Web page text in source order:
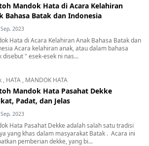
Mandok Hata di Acara Kelahiran
Bahasa Batak dan Indonesia
2023
Hata di Acara Kelahiran Anak Bahasa Batak dan
Acara kelahiran anak, atau dalam bahasa
disebut " esek-esek ni nas...
, HATA , MANDOK HATA
Mandok Hata Pasahat Dekke
Padat, dan Jelas
2023
Hata Pasahat Dekke adalah salah satu tradisi
yang khas dalam masyarakat Batak . Acara ini
pemberian dekke, yang bi...